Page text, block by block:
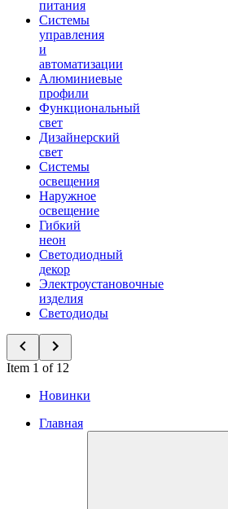
питания
Системы
управления
и
автоматизации
Алюминиевые
профили
Функциональный
свет
Дизайнерский
свет
Системы
освещения
Наружное
освещение
Гибкий
неон
Светодиодный
декор
Электроустановочные
изделия
Светодиоды
Item 1 of 12
Новинки
Главная